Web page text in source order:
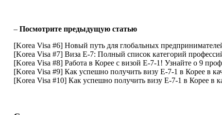
– Посмотрите предыдущую статью
[Korea Visa #6] Новый путь для глобальных
[Korea Visa #7] Виза E-7: Полный список категорий
[Korea Visa #8] Работа в Корее с визой E-7-1! Узнайте о 9
[Korea Visa #9] Как успешно получить визу E-7-1 в Корее в
[Korea Visa #10] Как успешно получить визу E-7-1 в Корее в